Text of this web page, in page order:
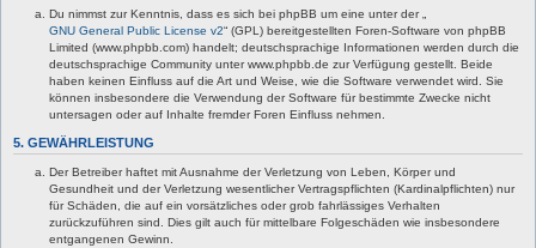
Du nimmst zur Kenntnis, dass es sich bei phpBB um eine unter der „
GNU General Public License v2“ (GPL) bereitgestellten Foren-Software von phpBB
Limited (www.phpbb.com) handelt; deutschsprachige Informationen werden durch die
deutschsprachige Community unter www.phpbb.de zur Verfügung gestellt. Beide
haben keinen Einfluss auf die Art und Weise, wie die Software verwendet wird. Sie
können insbesondere die Verwendung der Software für bestimmte Zwecke nicht
untersagen oder auf Inhalte fremder Foren Einfluss nehmen.
5. GEWÄHRLEISTUNG
Der Betreiber haftet mit Ausnahme der Verletzung von Leben, Körper und
Gesundheit und der Verletzung wesentlicher Vertragspflichten (Kardinalpflichten) nur
für Schäden, die auf ein vorsätzliches oder grob fahrlässiges Verhalten
zurückzuführen sind. Dies gilt auch für mittelbare Folgeschäden wie insbesondere
entgangenen Gewinn.